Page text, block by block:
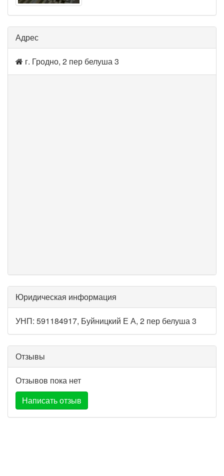
Адрес
г. Гродно, 2 пер белуша 3
Юридическая информация
УНП: 591184917, Буйницкий Е А, 2 пер белуша 3
Отзывы
Отзывов пока нет
Написать отзыв